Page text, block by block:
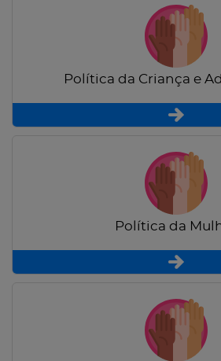
Política da Criança e
Política da